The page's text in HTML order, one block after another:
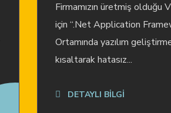
Firmamızın üretmiş olduğu
için “.Net Application
Ortamında yazılım
kısaltarak hatasız...
DETAYLI BİLGİ